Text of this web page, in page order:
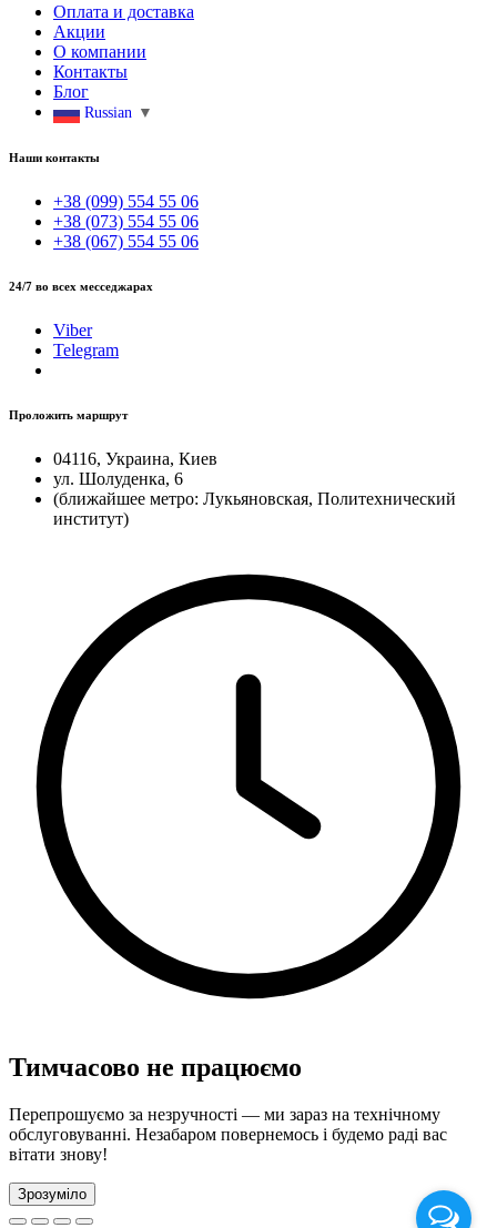
Оплата и доставка
Акции
О компании
Контакты
Блог
Russian ▼
Наши контакты
+38 (099) 554 55 06
+38 (073) 554 55 06
+38 (067) 554 55 06
24/7 во всех месседжарах
Viber
Telegram
Проложить маршрут
04116, Украина, Киев
ул. Шолуденка, 6
(ближайшее метро: Лукьяновская, Политехнический
институт)
Тимчасово не працюємо
Перепрошуємо за незручності — ми зараз на технічному
обслуговуванні. Незабаром повернемось і будемо раді вас
вітати знову!
Зрозуміло